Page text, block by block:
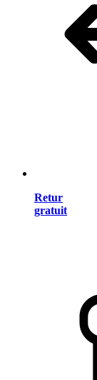
Retur
gratuit